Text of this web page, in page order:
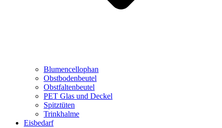
Blumencellophan
Obstbodenbeutel
Obstfaltenbeutel
PET Glas und Deckel
Spitztüten
Trinkhalme
Eisbedarf